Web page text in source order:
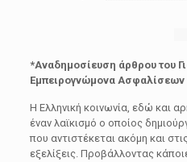
*Αναδημοσίευση άρθρου του
Εμπειρογνώμονα Ασφαλίσεων
Η Ελληνική κοινωνία, εδώ και
έναν λαϊκισμό ο οποίος
που αντιστέκεται ακόμη και
εξελίξεις. Προβάλλοντας